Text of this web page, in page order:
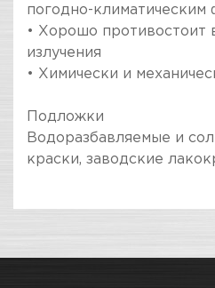
погодно-климатическим
• Хорошо противостоит
излучения
• Химически и
Подложки
Водоразбавляемые и
краски, заводские